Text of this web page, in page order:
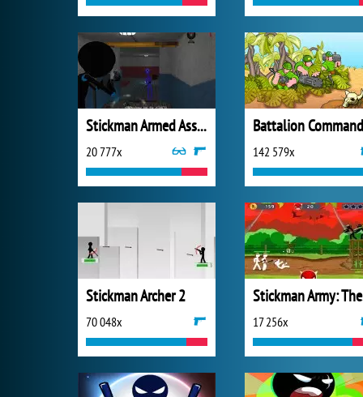
Stickman Armed Assassin Going Down
20 777x
Battalion
142 579x
Stickman Archer 2
70 048x 17 256x